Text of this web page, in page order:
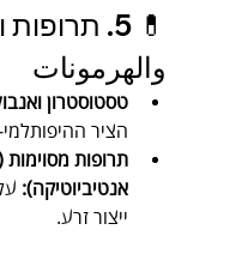
💊 5.
والهرمونات
טסטוסטרון
הציר
אנטיביוטיקה):
ייצור זרע.